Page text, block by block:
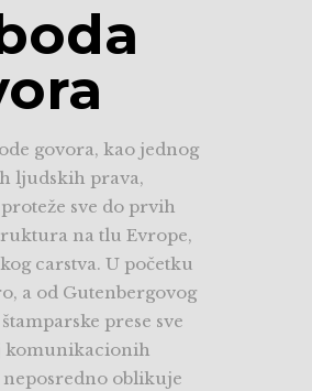
govora, kao jednog
ljudskih prava,
sve do prvih
na tlu Evrope,
carstva. U početku
a od Gutenbergovog
prese sve
komunikacionih
oblikuje